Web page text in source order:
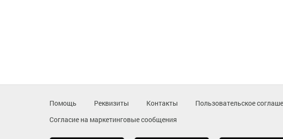
Помощь Реквизиты Контакты Пользовательское
Согласие на маркетинговые сообщения